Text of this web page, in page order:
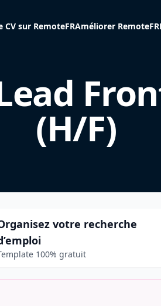
sur RemoteFRAméliorer RemoteFR
(H/F)
votre recherche
100% gratuit